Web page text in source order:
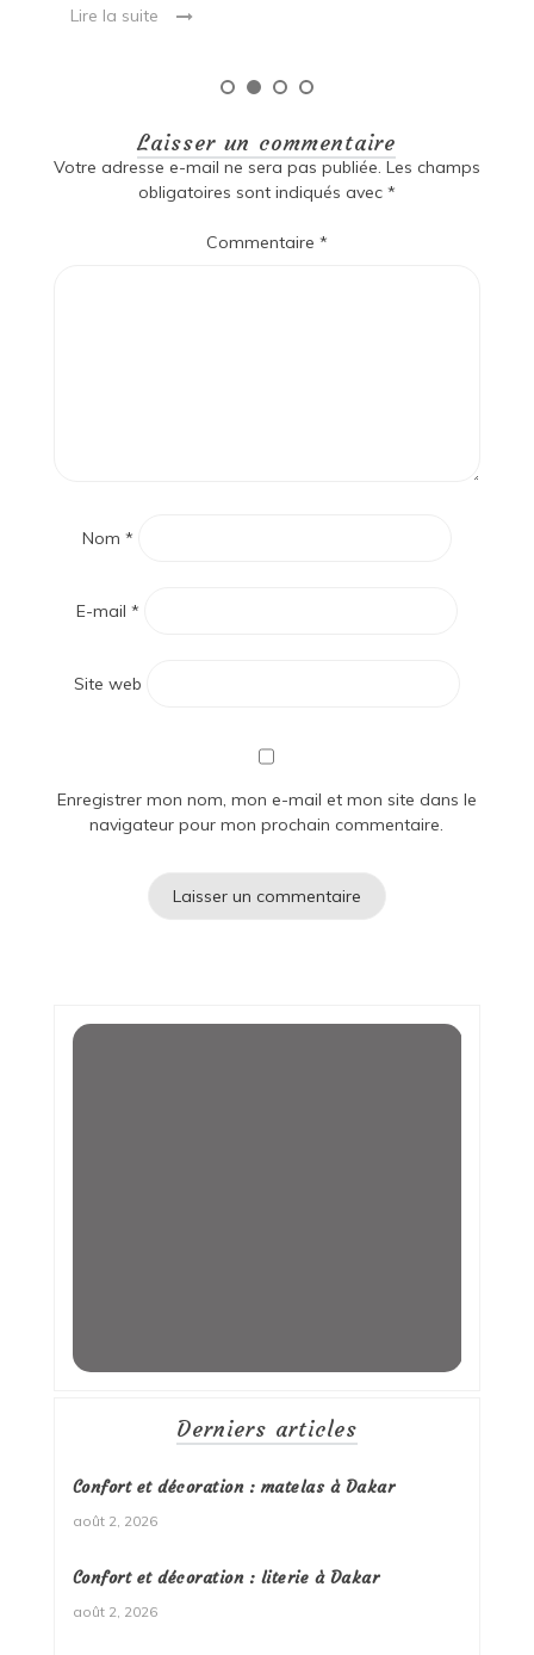
Lire la suite
Laisser un commentaire
Votre adresse e-mail ne sera pas publiée. Les champs
obligatoires sont indiqués avec *
Commentaire *
Nom *
E-mail *
Site web
Enregistrer mon nom, mon e-mail et mon site dans le
navigateur pour mon prochain commentaire.
Derniers articles
Confort et décoration : matelas à Dakar
août 2, 2026
Confort et décoration : literie à Dakar
août 2, 2026